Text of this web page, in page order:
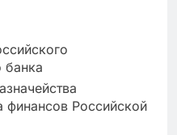
банка
финансов Российской